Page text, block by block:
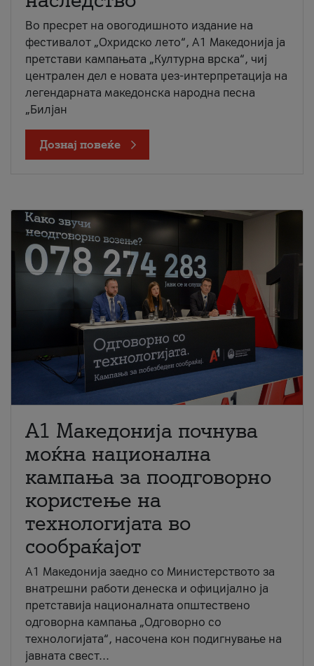
Во пресрет на овогодишното издание на
фестивалот „Охридско лето“, А1 Македонија ја
претстави кампањата „Културна врска“, чиј
централен дел е новата џез-интерпретација на
легендарната македонска народна песна
„Билјан
Дознај повеќе
A1 Македонија почнува
моќна национална
кампања за поодговорно
користење на
технологијата во
сообраќајот
A1 Македонија заедно со Министерството за
внатрешни работи денеска и официјално ја
претставија националната општествено
одговорна кампања „Одговорно со
технологијата“, насочена кон подигнување на
јавната свест...